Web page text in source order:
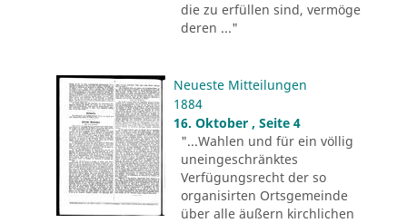
die zu erfüllen sind, vermöge
deren ..."
Neueste Mitteilungen
1884
16. Oktober , Seite 4
"...Wahlen und für ein völlig
uneingeschränktes
Verfügungsrecht der so
organisirten Ortsgemeinde
über alle äußern kirchlichen